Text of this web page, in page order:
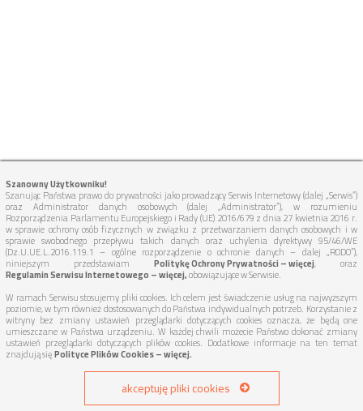
Szanowny Użytkowniku!
Szanując Państwa prawo do prywatności jako prowadzący Serwis Internetowy (dalej „Serwis”)
oraz Administrator danych osobowych (dalej „Administrator”), w rozumieniu
Rozporządzenia Parlamentu Europejskiego i Rady (UE) 2016/679 z dnia 27 kwietnia 2016 r.
w sprawie ochrony osób fizycznych w związku z przetwarzaniem danych osobowych i w
sprawie swobodnego przepływu takich danych oraz uchylenia dyrektywy 95/46/WE
(Dz.U.UE.L.2016.119.1 – ogólne rozporządzenie o ochronie danych – dalej „RODO”),
niniejszym przedstawiam Politykę Ochrony Prywatności – więcej, oraz
Regulamin Serwisu Internetowego – więcej,obowiązujące w Serwisie.
W ramach Serwisu stosujemy pliki cookies. Ich celem jest świadczenie usług na najwyższym
poziomie, w tym również dostosowanych do Państwa indywidualnych potrzeb. Korzystanie z
witryny bez zmiany ustawień przeglądarki dotyczących cookies oznacza, że będą one
umieszczane w Państwa urządzeniu. W każdej chwili możecie Państwo dokonać zmiany
ustawień przeglądarki dotyczących plików cookies. Dodatkowe informacje na ten temat
znajdują sięPolityce Plików Cookies – więcej.
akceptuję pliki cookies